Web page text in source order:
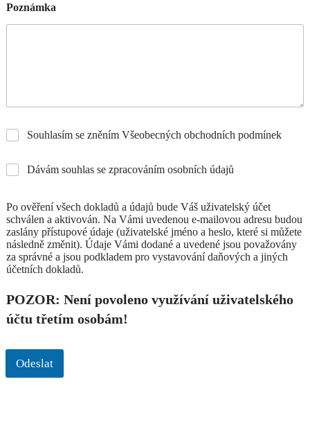
Poznámka
Souhlasím se zněním Všeobecných obchodních podmínek
Dávám souhlas se zpracováním osobních údajů
Po ověření všech dokladů a údajů bude Váš uživatelský účet
schválen a aktivován. Na Vámi uvedenou e-mailovou adresu budou
zaslány přístupové údaje (uživatelské jméno a heslo, které si můžete
následně změnit). Údaje Vámi dodané a uvedené jsou považovány
za správné a jsou podkladem pro vystavování daňových a jiných
účetních dokladů.
POZOR: Není povoleno využívání uživatelského
účtu třetím osobám!
Odeslat